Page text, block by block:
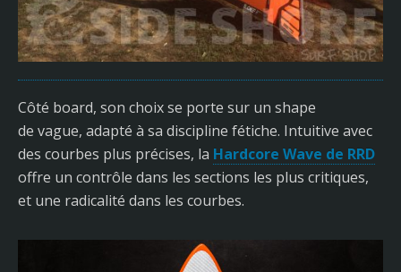
Côté board, son choix se porte sur un shape
de vague, adapté à sa discipline fétiche. Intuitive avec
des courbes plus précises, la Hardcore Wave de RRD
offre un contrôle dans les sections les plus critiques,
et une radicalité dans les courbes.